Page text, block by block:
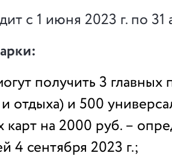
с 1 июня 2023 г. по 31
получить 3 главных
отдыха) и 500
карт на 2000 руб. –
4 сентября 2023 г.;